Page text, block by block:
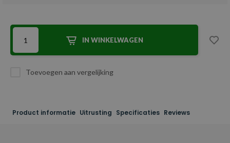
IN WINKELWAGEN
Toevoegen aan vergelijking
Product informatie Uitrusting Specificaties Reviews